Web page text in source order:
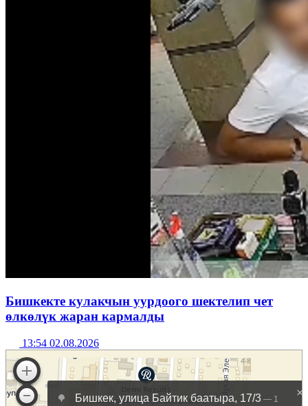
Бишкекте кулакчын уурдоого шектелип чет
өлкөлүк жаран кармалды
13:54 02.08.2026